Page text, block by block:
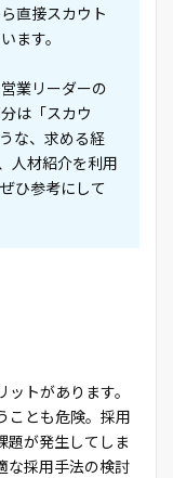
直接スカウト
ます。
業リーダーの
は「スカウ
な、求める経
人材紹介を利用
ひ参考にして
トがあります。
ことも危険。採用
題が発生してしま
な採用手法の検討